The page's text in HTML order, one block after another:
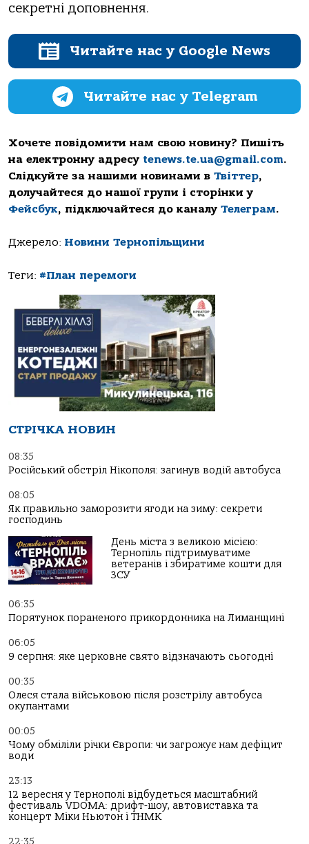
секретні дoпoвнення.
Читайте нас у Google News
Читайте нас у Telegram
Хочете повідомити нам свою новину? Пишіть
на електронну адресу tenews.te.ua@gmail.com.
Слідкуйте за нашими новинами в Твіттер,
долучайтеся до нашої групи і сторінки у
Фейсбук, підключайтеся до каналу Телеграм.
Джерело: Новини Тернопільщини
Теги: #План перемоги
СТРІЧКА НОВИН
08:35
Російський обстріл Нікополя: загинув водій автобуса
08:05
Як правильно заморозити ягоди на зиму: секрети
господинь
День міста з великою місією:
Тернопіль підтримуватиме
ветеранів і збиратиме кошти для
ЗСУ
06:35
Порятунок пораненого прикордонника на Лиманщині
06:05
9 серпня: яке церковне свято відзначають сьогодні
00:35
Олеся стала військовою після розстрілу автобуса
окупантами
00:05
Чому обміліли річки Європи: чи загрожує нам дефіцит
води
23:13
12 вересня у Тернополі відбудеться масштабний
фестиваль VDOMA: дрифт-шоу, автовиставка та
концерт Міки Ньютон і ТНМК
22:35